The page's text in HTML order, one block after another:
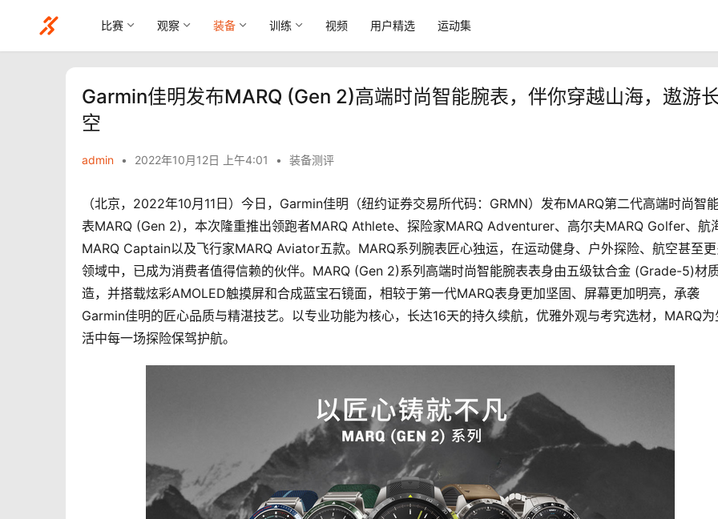
比赛 观察 装备 训练 视频 用户精选 运动集
Garmin佳明发布MARQ (Gen 2)高端时尚智能腕表，伴你穿越山海，遨游
空
admin • 2022年10月12日 上午4:01 • 装备测评
（北京，2022年10月11日）今日，Garmin佳明（纽约证券交易所代码：GRMN）发布MARQ第二代高端时尚智
表MARQ (Gen 2)，本次隆重推出领跑者MARQ Athlete、探险家MARQ Adventurer、高尔夫MARQ Golfer、航
MARQ Captain以及飞行家MARQ Aviator五款。MARQ系列腕表匠心独运，在运动健身、户外探险、航空甚至
领域中，已成为消费者值得信赖的伙伴。MARQ (Gen 2)系列高端时尚智能腕表表身由五级钛合金 (Grade-5)材
造，并搭载炫彩AMOLED触摸屏和合成蓝宝石镜面，相较于第一代MARQ表身更加坚固、屏幕更加明亮，承袭
Garmin佳明的匠心品质与精湛技艺。以专业功能为核心，长达16天的持久续航，优雅外观与考究选材，MARQ为
活中每一场探险保驾护航。